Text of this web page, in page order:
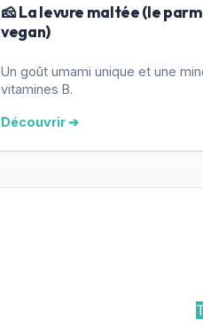
🧀 La levure maltée (le
vegan)
Un goût umami unique et une
vitamines B.
Découvrir ➔